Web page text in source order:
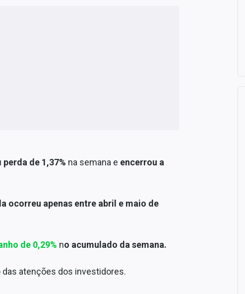
perda de 1,37% na semana e encerrou a
ocorreu apenas entre abril e maio de
de 0,29% no acumulado da semana.
atenções dos investidores.